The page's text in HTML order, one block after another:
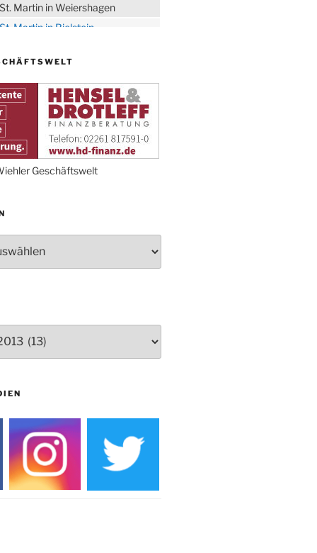
Martin in Weiershagen
Martin in Bielstein
der Tollitäten
Bielsteiner Männerchor
am Ehrenmal
an der
Kirche
Frauenchor
im Ev. Gemeindehaus
Burghaus
rund um die
Geschäftswelt